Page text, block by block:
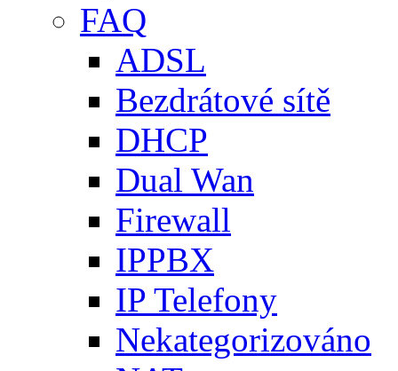
FAQ
ADSL
Bezdrátové sítě
DHCP
Dual Wan
Firewall
IPPBX
IP Telefony
Nekategorizováno